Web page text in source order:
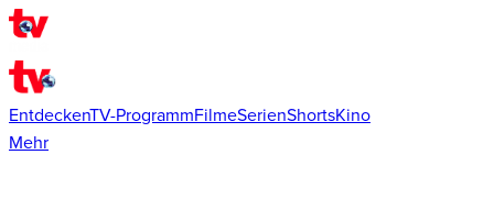
EntdeckenTV-ProgrammFilmeSerienShortsKino
Mehr